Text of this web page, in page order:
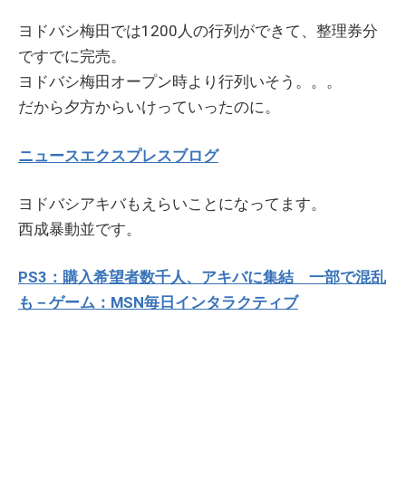
ヨドバシ梅田では1200人の行列ができて、整理券分
ですでに完売。
ヨドバシ梅田オープン時より行列いそう。。。
だから夕方からいけっていったのに。
ニュースエクスプレスブログ
ヨドバシアキバもえらいことになってます。
西成暴動並です。
PS3：購入希望者数千人、アキバに集結 一部で混乱
も－ゲーム：MSN毎日インタラクティブ